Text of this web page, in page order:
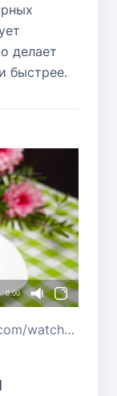
делает
быстрее.
0:00
Источник: https://www.youtube.com/watch?v=dwsmCQThS30